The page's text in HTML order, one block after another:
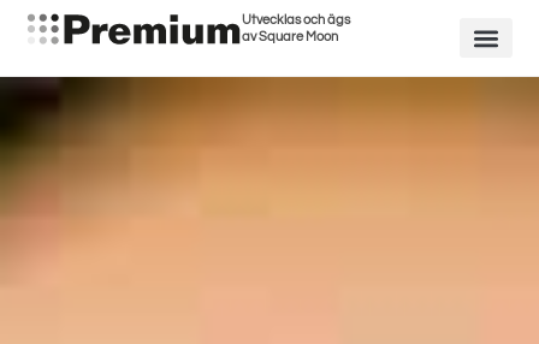
Utvecklas och ägs
av Square Moon